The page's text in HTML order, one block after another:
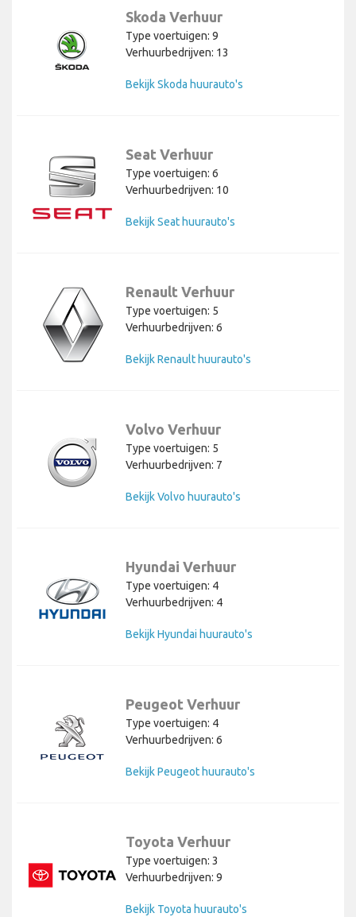
Skoda Verhuur
Type voertuigen: 9
Verhuurbedrijven: 13
Bekijk Skoda huurauto's
Seat Verhuur
Type voertuigen: 6
Verhuurbedrijven: 10
Bekijk Seat huurauto's
Renault Verhuur
Type voertuigen: 5
Verhuurbedrijven: 6
Bekijk Renault huurauto's
Volvo Verhuur
Type voertuigen: 5
Verhuurbedrijven: 7
Bekijk Volvo huurauto's
Hyundai Verhuur
Type voertuigen: 4
Verhuurbedrijven: 4
Bekijk Hyundai huurauto's
Peugeot Verhuur
Type voertuigen: 4
Verhuurbedrijven: 6
Bekijk Peugeot huurauto's
Toyota Verhuur
Type voertuigen: 3
Verhuurbedrijven: 9
Bekijk Toyota huurauto's